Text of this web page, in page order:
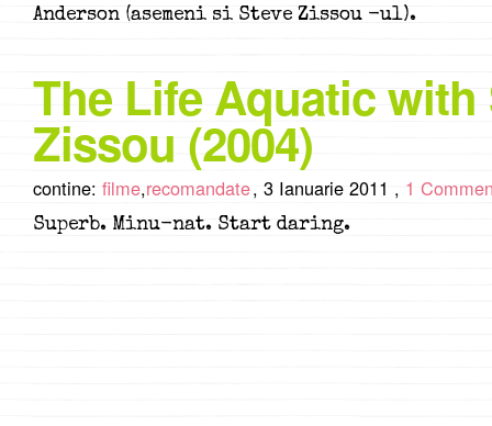
Anderson (asemeni si Steve Zissou -ul).
The Life Aquatic with
Zissou (2004)
contine: filme,recomandate, 3 Ianuarie 2011 , 1
Superb. Minu-nat. Start daring.